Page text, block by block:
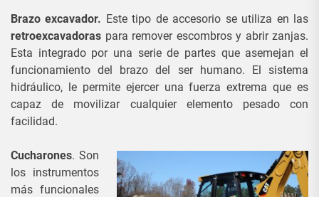
Brazo excavador. Este tipo de accesorio se utiliza en las
retroexcavadoras para remover escombros y abrir zanjas.
Esta integrado por una serie de partes que asemejan el
funcionamiento del brazo del ser humano. El sistema
hidráulico, le permite ejercer una fuerza extrema que es
capaz de movilizar cualquier elemento pesado con
facilidad.
Cucharones. Son
los instrumentos
más funcionales